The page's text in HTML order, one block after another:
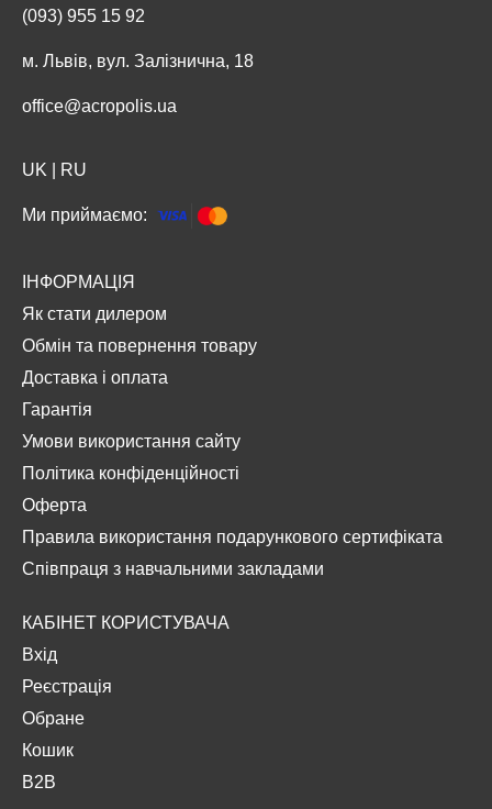
(093) 955 15 92
м. Львів, вул. Залізнична, 18
office@acropolis.ua
UK RU
Ми приймаємо:
ІНФОРМАЦІЯ
Як стати дилером
Обмін та повернення товару
Доставка і оплата
Гарантія
Умови використання сайту
Політика конфіденційності
Оферта
Правила використання подарункового сертифіката
Співпраця з навчальними закладами
КАБІНЕТ КОРИСТУВАЧА
Вхід
Реєстрація
Обране
Кошик
B2B